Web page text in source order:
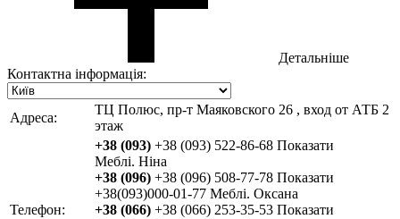
Детальніше
Контактна інформація:
Адреса:
ТЦ Полюс, пр-т Маяковского 26 , вход от АТБ 2
этаж
Телефон:
+38 (093) +38 (093) 522-86-68 Показати
Меблі. Ніна
+38 (096) +38 (096) 508-77-78 Показати
+38(093)000-01-77 Меблі. Оксана
+38 (066) +38 (066) 253-35-53 Показати